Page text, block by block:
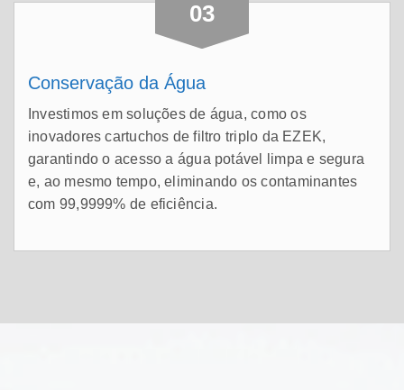
03
Conservação da Água
Investimos em soluções de água, como os
inovadores cartuchos de filtro triplo da EZEK,
garantindo o acesso a água potável limpa e segura
e, ao mesmo tempo, eliminando os contaminantes
com 99,9999% de eficiência.